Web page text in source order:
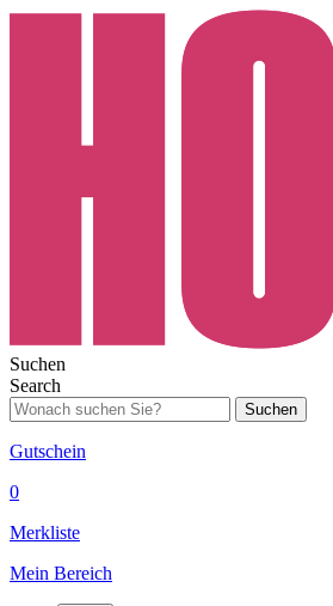
Suchen
Search
Suchen
Gutschein
0
Merkliste
Mein Bereich